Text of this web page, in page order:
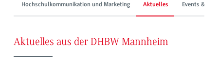
Hochschulkommunikation und Marketing Aktuelles Events &
Aktuelles aus der DHBW Mannheim